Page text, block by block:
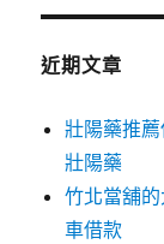
鍵
近期文章
壯陽藥推
壯陽藥
竹北當舖
車借款